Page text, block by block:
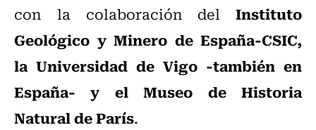
con la colaboración del Instituto
Geológico y Minero de España-CSIC,
la Universidad de Vigo -también en
España- y el Museo de Historia
Natural de París.